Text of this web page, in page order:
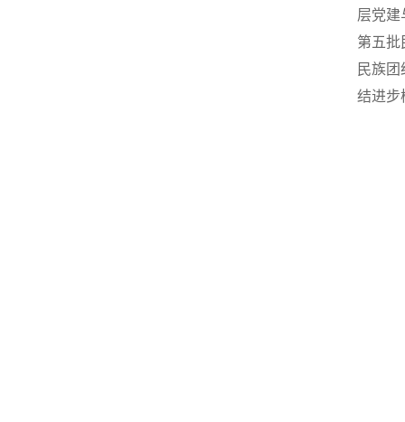
层党建
第五批
民族
结进步